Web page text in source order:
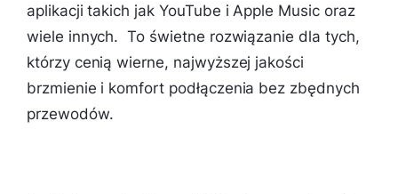
aplikacji takich jak YouTube i Apple Music oraz
wiele innych. To świetne rozwiązanie dla tych,
którzy cenią wierne, najwyższej jakości
brzmienie i komfort podłączenia bez zbędnych
przewodów.